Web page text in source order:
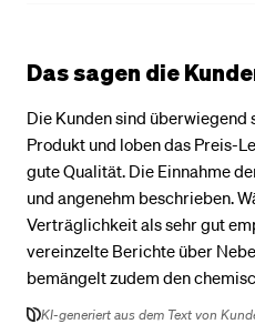
Das sagen die
Die Kunden sind überwiegend
Produkt und loben das Preis-
gute Qualität. Die Einnahme
und angenehm beschrieben.
Verträglichkeit als sehr gut
vereinzelte Berichte über
bemängelt zudem den
KI-generiert aus dem Text von